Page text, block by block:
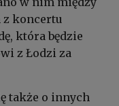
koncertu
która będzie
z Łodzi za
także o innych